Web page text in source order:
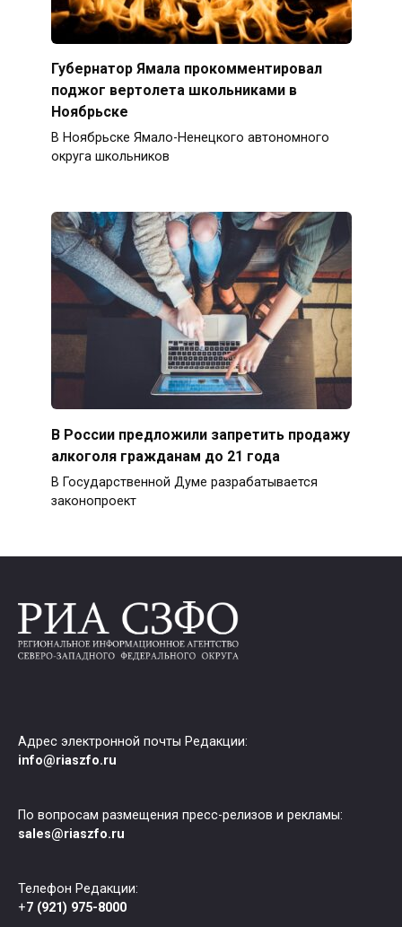
Губернатор Ямала прокомментировал
поджог вертолета школьниками в
Ноябрьске
В Ноябрьске Ямало-Ненецкого автономного
округа школьников
В России предложили запретить продажу
алкоголя гражданам до 21 года
В Государственной Думе разрабатывается
законопроект
Адрес электронной почты Редакции:
info@riaszfo.ru
По вопросам размещения пресс-релизов и рекламы:
sales@riaszfo.ru
Телефон Редакции:
+7 (921) 975-8000